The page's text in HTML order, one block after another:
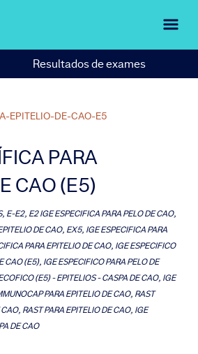
Resultados de exames
EPITELIO-DE-CAO-E5
PARA
CAO (E5)
E-E2, E2 IGE ESPECIFICA PARA PELO DE CAO,
DE CAO, EX5, IGE ESPECIFICA PARA
PARA EPITELIO DE CAO, IGE ESPECIFICO
CAO (E5), IGE ESPECIFICO PARA PELO DE
(E5) - EPITELIOS - CASPA DE CAO, IGE
PARA EPITELIO DE CAO, RAST
RAST PARA EPITELIO DE CAO, IGE
DE CAO